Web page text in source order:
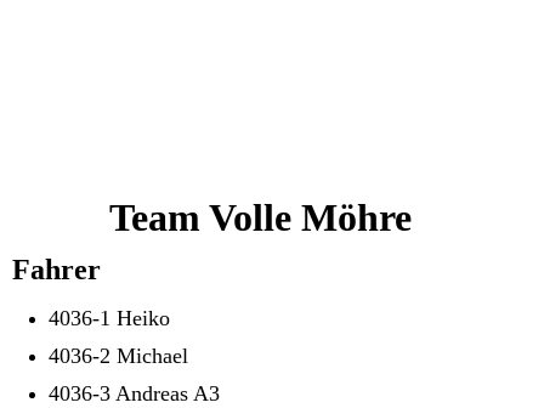
Team Volle Möhre
Fahrer
4036-1 Heiko
4036-2 Michael
4036-3 Andreas A3